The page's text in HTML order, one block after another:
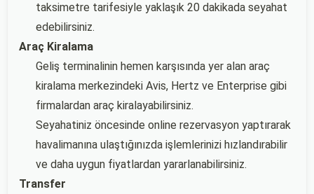
taksimetre tarifesiyle yaklaşık 20 dakikada seyahat
edebilirsiniz.
Araç Kiralama
Geliş terminalinin hemen karşısında yer alan araç
kiralama merkezindeki Avis, Hertz ve Enterprise gibi
firmalardan araç kiralayabilirsiniz.
Seyahatiniz öncesinde online rezervasyon yaptırarak
havalimanına ulaştığınızda işlemlerinizi hızlandırabilir
ve daha uygun fiyatlardan yararlanabilirsiniz.
Transfer